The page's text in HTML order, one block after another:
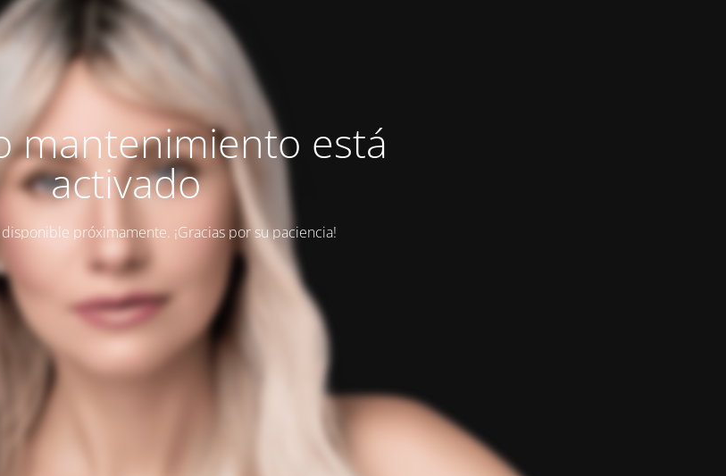
mantenimiento está
activado
próximamente. ¡Gracias por su paciencia!